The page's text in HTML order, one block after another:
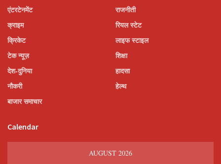
एंटरटेनमेंट
क्राइम
क्रिकेट
टेक न्यूज़
देश-दुनिया
नौकरी
बाजार समाचार
राजनीती
रियल स्टेट
लाइफ स्टाइल
शिक्षा
हादसा
हेल्थ
Calendar
AUGUST 2026